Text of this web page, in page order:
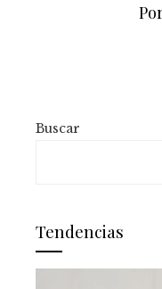
Buscar
Tendencias